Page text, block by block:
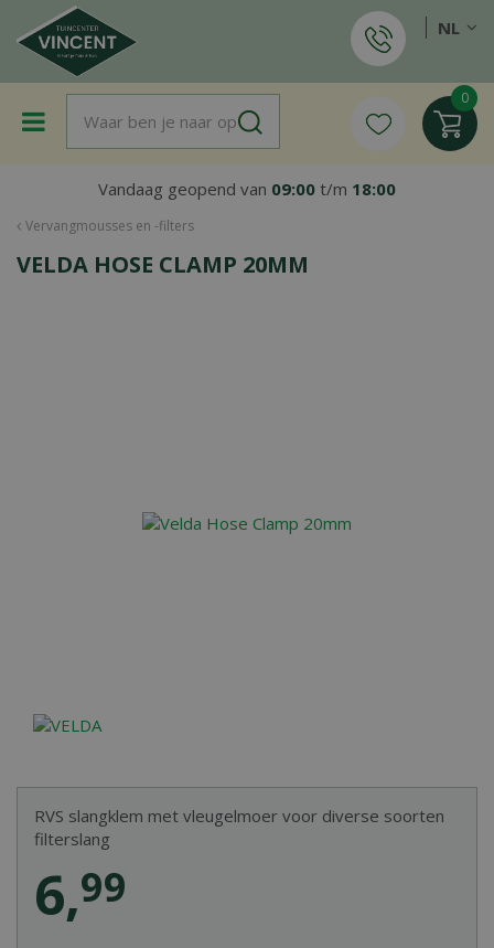
a
Vervangmousses en -filters
Vandaag geopend van 09:00 t/m 18:00
NL
VELDA HOSE CLAMP 20MM
6,99
RVS slangklem met vleugelmoer voor diverse soorten
filterslang